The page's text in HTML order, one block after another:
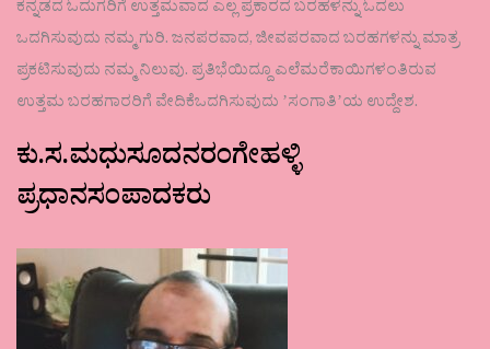
ಕನ್ನಡದ ಓದುಗರಿಗೆ ಉತ್ತಮವಾದ ಎಲ್ಲ ಪ್ರಕಾರದ ಬರಹಳನ್ನು ಓದಲು
ಒದಗಿಸುವುದು ನಮ್ಮ ಗುರಿ. ಜನಪರವಾದ, ಜೀವಪರವಾದ ಬರಹಗಳನ್ನು ಮಾತ್ರ
ಪ್ರಕಟಿಸುವುದು ನಮ್ಮ ನಿಲುವು. ಪ್ರತಿಭೆಯಿದ್ದೂ ಎಲೆಮರೆಕಾಯಿಗಳಂತಿರುವ
ಉತ್ತಮ ಬರಹಗಾರರಿಗೆ ವೇದಿಕೆಒದಗಿಸುವುದು ʼಸಂಗಾತಿʼಯ ಉದ್ದೇಶ.
ಕು.ಸ.ಮಧುಸೂದನರಂಗೇಹಳ್ಳಿ
ಪ್ರಧಾನಸಂಪಾದಕರು